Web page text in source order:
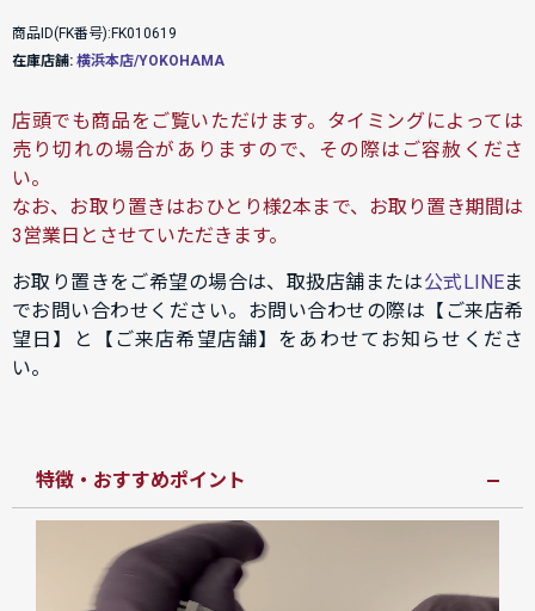
商品ID(FK番号):FK010619
在庫店舗: 横浜本店/YOKOHAMA
店頭でも商品をご覧いただけます。タイミングによっては
売り切れの場合がありますので、その際はご容赦くださ
い。
なお、お取り置きはおひとり様2本まで、お取り置き期間は
3営業日とさせていただきます。
お取り置きをご希望の場合は、取扱店舗または公式LINEま
でお問い合わせください。お問い合わせの際は【ご来店希
望日】と【ご来店希望店舗】をあわせてお知らせくださ
い。
特徴・おすすめポイント